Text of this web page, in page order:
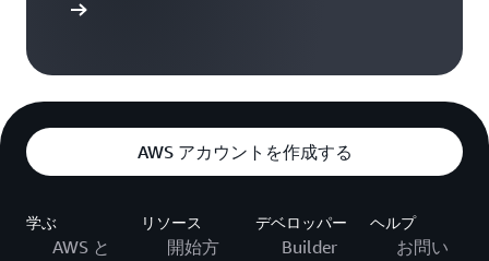
AWS アカウントを作成する
学ぶ
AWS と
リソース
開始方
デベロッパー
Builder
ヘルプ
お問い